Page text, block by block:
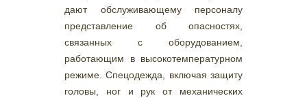
дают обслуживающему персоналу
представление об опасностях,
связанных с оборудованием,
работающим в высокотемпературном
режиме. Спецодежда, включая защиту
головы, ног и рук от механических